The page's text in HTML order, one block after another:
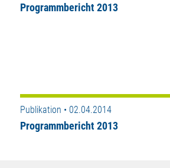
Programmbericht 2013
Publikation • 02.04.2014
Programmbericht 2013